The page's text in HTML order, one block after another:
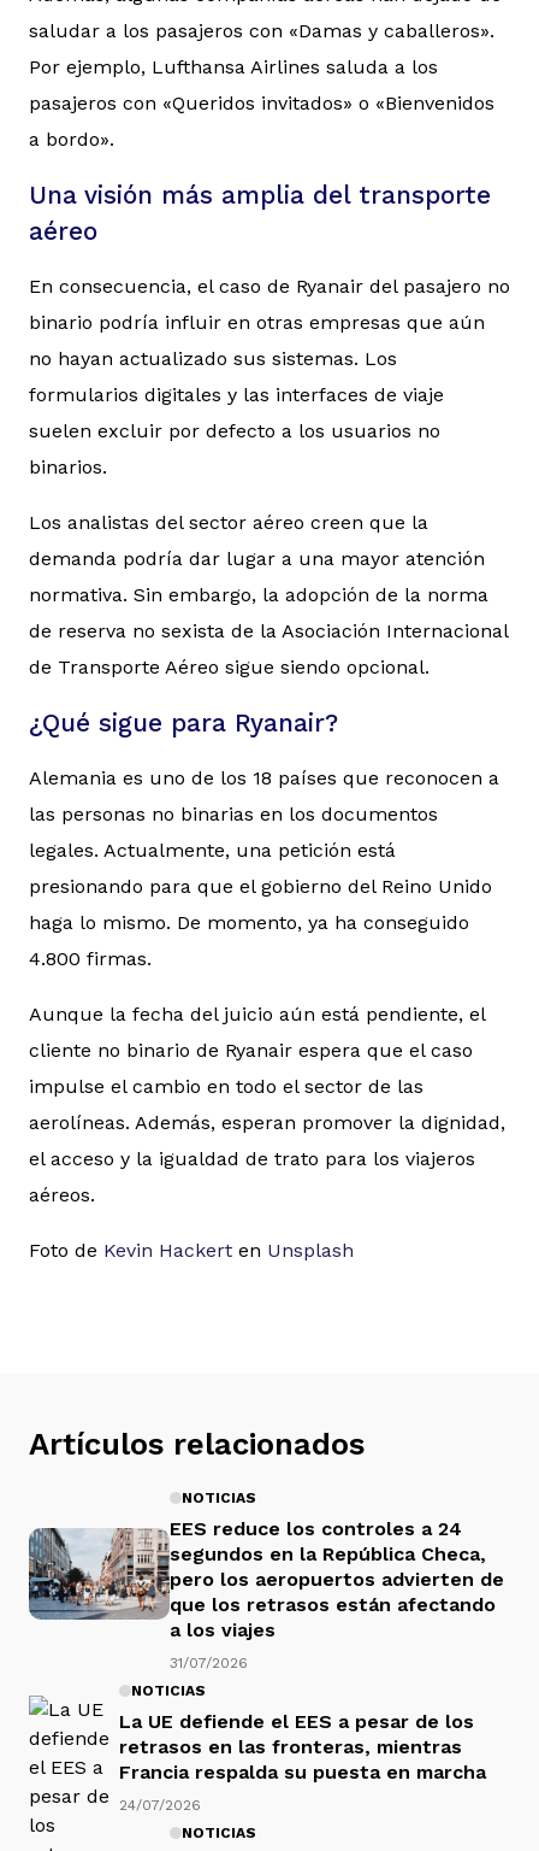
saludar a los pasajeros con «Damas y caballeros».
Por ejemplo, Lufthansa Airlines saluda a los
pasajeros con «Queridos invitados» o «Bienvenidos
a bordo».
Una visión más amplia del transporte
aéreo
En consecuencia, el caso de Ryanair del pasajero no
binario podría influir en otras empresas que aún
no hayan actualizado sus sistemas. Los
formularios digitales y las interfaces de viaje
suelen excluir por defecto a los usuarios no
binarios.
Los analistas del sector aéreo creen que la
demanda podría dar lugar a una mayor atención
normativa. Sin embargo, la adopción de la norma
de reserva no sexista de la Asociación Internacional
de Transporte Aéreo sigue siendo opcional.
¿Qué sigue para Ryanair?
Alemania es uno de los 18 países que reconocen a
las personas no binarias en los documentos
legales. Actualmente, una petición está
presionando para que el gobierno del Reino Unido
haga lo mismo. De momento, ya ha conseguido
4.800 firmas.
Aunque la fecha del juicio aún está pendiente, el
cliente no binario de Ryanair espera que el caso
impulse el cambio en todo el sector de las
aerolíneas. Además, esperan promover la dignidad,
el acceso y la igualdad de trato para los viajeros
aéreos.
Foto de Kevin Hackert en Unsplash
Artículos relacionados
NOTICIAS
EES reduce los controles a 24
segundos en la República Checa,
pero los aeropuertos advierten de
que los retrasos están afectando
a los viajes
31/07/2026
NOTICIAS
La UE defiende el EES a pesar de los
retrasos en las fronteras, mientras
Francia respalda su puesta en marcha
24/07/2026
NOTICIAS